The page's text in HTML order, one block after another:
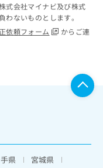
式会社マイナビ及び株式
ないものとします。
依頼フォーム
からご連
県
宮城県